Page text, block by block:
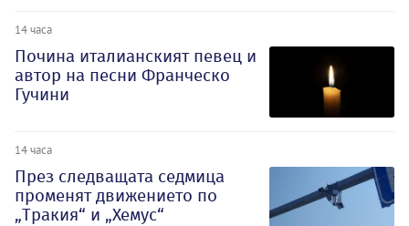
14 часа
Почина италианският певец и
автор на песни Франческо
Гучини
14 часа
През следващата седмица
променят движението по
„Тракия“ и „Хемус“